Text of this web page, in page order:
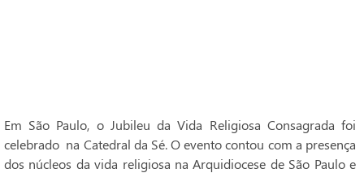
Em São Paulo, o Jubileu da Vida Religiosa Consagrada foi
celebrado na Catedral da Sé. O evento contou com a presença
dos núcleos da vida religiosa na Arquidiocese de São Paulo e